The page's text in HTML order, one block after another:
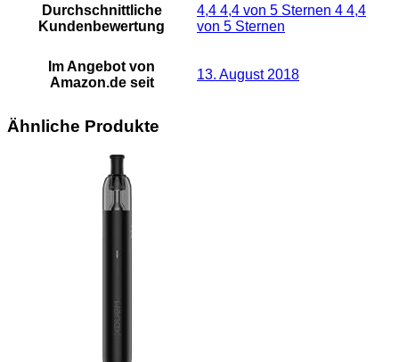
Durchschnittliche
Kundenbewertung
4,4 4,4 von 5 Sternen 4 4,4
von 5 Sternen
Im Angebot von
Amazon.de seit
13. August 2018
Ähnliche Produkte